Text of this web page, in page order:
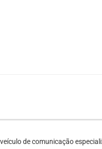
de comunicação